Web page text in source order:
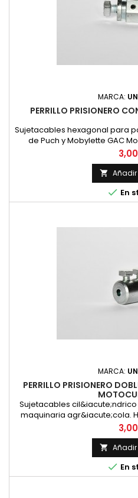
MARCA:
PERRILLO PRISIONERO
Sujetacables hexagonal para
de Puch y Mobylette GAC
modelos y marcas.
12&times;16-

 En
MARCA:
PERRILLO PRISIONERO
Sujetacables
maquinaria agr&iacute;cola.
fijacion del cable de
Agria.Medidas:

 En